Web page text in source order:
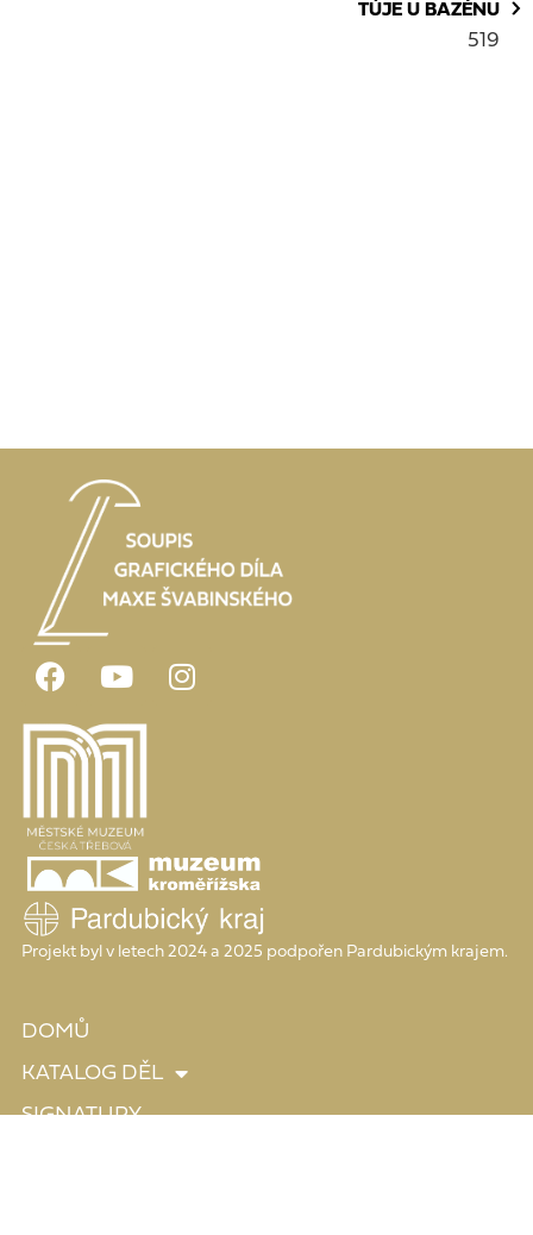
TÚJE U BAZÉNU
519
Projekt byl v letech 2024 a 2025 podpořen Pardubickým krajem.
DOMŮ
KATALOG DĚL
SIGNATURY